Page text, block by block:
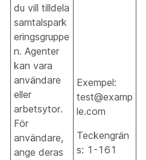
du vill tilldela
samtalspark
eringsgruppe
n. Agenter
kan vara
användare
eller
arbetsytor.
För
användare,
ange deras
Exempel:
test@examp
le.com
Teckengrän
s: 1-161